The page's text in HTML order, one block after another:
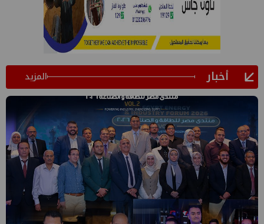
أخبار المزيد